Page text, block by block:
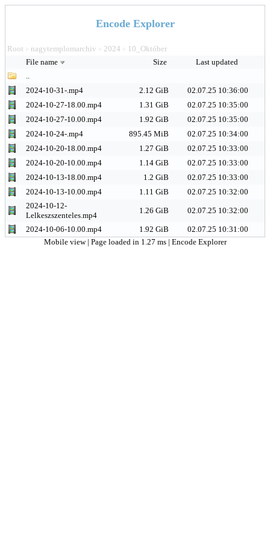
Encode Explorer
Root > nagytemplomarchiv > 2024 > 10_Október
File name
Size
Last updated
..
2024-10-31-.mp4
2.12 GiB
02.07.25 10:36:00
2024-10-27-18.00.mp4
1.31 GiB
02.07.25 10:35:00
2024-10-27-10.00.mp4
1.92 GiB
02.07.25 10:35:00
2024-10-24-.mp4
895.45 MiB
02.07.25 10:34:00
2024-10-20-18.00.mp4
1.27 GiB
02.07.25 10:33:00
2024-10-20-10.00.mp4
1.14 GiB
02.07.25 10:33:00
2024-10-13-18.00.mp4
1.2 GiB
02.07.25 10:33:00
2024-10-13-10.00.mp4
1.11 GiB
02.07.25 10:32:00
2024-10-12-
Lelkeszszenteles.mp4
1.26 GiB 02.07.25 10:32:00
2024-10-06-10.00.mp4 1.92 GiB
02.07.25 10:31:00
Mobile view | Page loaded in 1.27 ms | Encode Explorer